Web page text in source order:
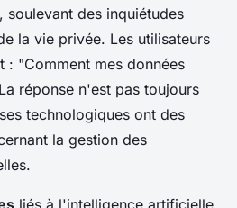
soulevant des inquiétudes
la vie privée. Les utilisateurs
: "Comment mes données
réponse n'est pas toujours
technologiques ont des
la gestion des